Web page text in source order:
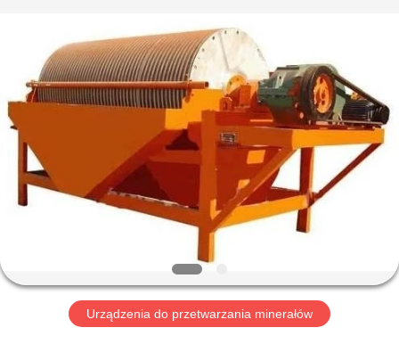
DOM
PRODUKTY
FILMY
POKAZ
VR
Developed
ECER
Urządzenia do przetwarzania minerałów